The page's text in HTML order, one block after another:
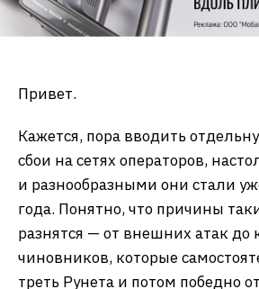
Привет.
Кажется, пора вводить
сбои на сетях операторов,
и разнообразными они стали
года. Понятно, что причины
разнятся — от внешних атак до
чиновников, которые
треть Рунета и потом победно